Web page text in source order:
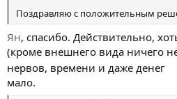
Поздравляю с положительным
Ян, спасибо. Действительно,
(кроме внешнего вида ничего
нервов, времени и даже денег
мало.